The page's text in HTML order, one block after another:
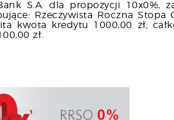
S.A. dla propozycji 10x0%,
Rzeczywista Roczna Stopa
kwota kredytu 1000,00 zł;
zł.